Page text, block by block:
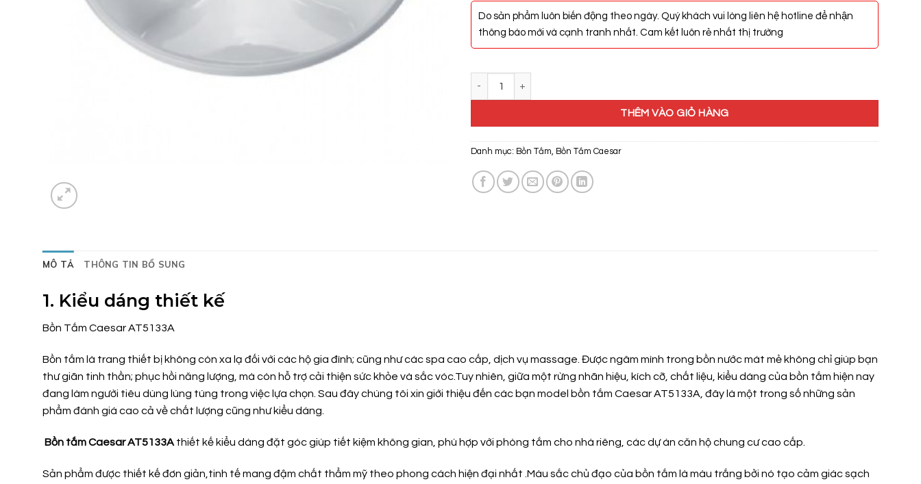
Do sản phẩm luôn biến động theo ngày. Quý khách vui lòng liên hệ hotline để nhận
thông báo mới và cạnh tranh nhất. Cam kết luôn rẻ nhất thị trường
THÊM VÀO GIỎ HÀNG
Danh mục: Bồn Tắm, Bồn Tắm Caesar
MÔ TẢ THÔNG TIN BỔ SUNG
1. Kiểu dáng thiết kế
Bồn Tắm Caesar AT5133A
Bồn tắm là trang thiết bị không còn xa lạ đối với các hộ gia đình; cũng như các spa cao cấp, dịch vụ massage. Được ngâm mình trong bồn nước mát mẻ không chỉ giúp bạn
thư giãn tinh thần; phục hồi năng lượng, mà còn hỗ trợ cải thiện sức khỏe và sắc vóc.Tuy nhiên, giữa một rừng nhãn hiệu, kích cỡ, chất liệu, kiểu dáng của bồn tắm hiện nay
đang làm người tiêu dùng lúng túng trong việc lựa chọn. Sau đây chúng tôi xin giới thiệu đến các bạn model bồn tắm Caesar AT5133A, đây là một trong số những sản
phẩm đánh giá cao cả về chất lượng cũng như kiểu dáng.
Bồn tắmCaesar AT5133A thiết kế kiểu dáng đặt góc giúp tiết kiệm không gian, phù hợp với phòng tắm cho nhà riêng, các dự án căn hộ chung cư cao cấp.
Sản phẩm được thiết kế đơn giản,tinh tế mang đậm chất thẩm mỹ theo phong cách hiện đại nhất .Màu sắc chủ đạo của bồn tắm là màu trắng bởi nó tạo cảm giác sạch